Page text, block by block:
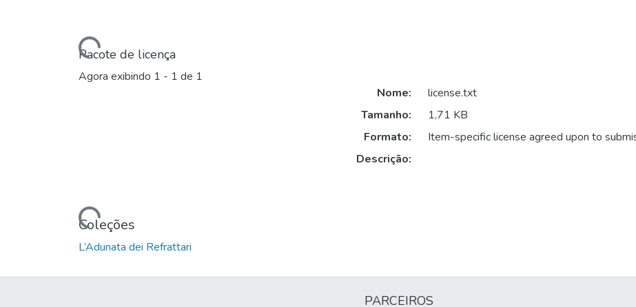
Carregando...
Pacote de licença
Agora exibindo 1 - 1 de 1
Carregando...
Nome:
license.txt
Tamanho:
1,71 KB
Formato:
Item-specific license agreed upon to
Descrição:
Coleções
L’Adunata dei Refrattari
PARCEIROS